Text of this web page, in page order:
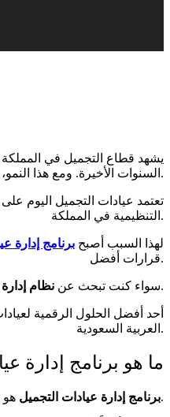
يشهد قطاع التجميل في المملكة
السنوات الأخيرة. ومع هذا النمو، أصبحت إدارة العيادات أكثر تعقيداً من أي وقت مضى.
تعتمد عيادات التجميل اليوم
التنظيمية في المملكة.
لهذا السبب أصبح برنامج إدارة
قرارات أفضل.
سواء كنت تبحث عن نظام ، فإن اختيار النظام المناسب يمثل استثماراً طويل الأمد في نجاح عيادتك.
العربية السعودية.
ما هو برنامج إدارة
برنامج إدارة عيادات التجميلهو نظام رقمي متكامل يساعد على إدارة جميع العمليات الطبية والإدارية داخل العيادة من منصة واحدة.